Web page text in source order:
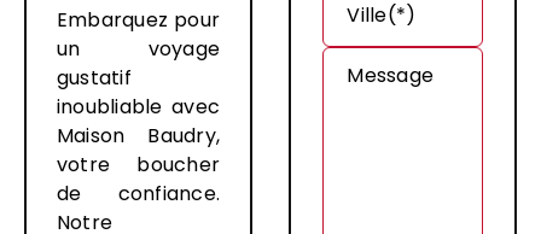
Embarquez pour
un voyage
gustatif
inoubliable avec
Maison Baudry,
votre boucher
de confiance.
Notre
Ville(*)
Message